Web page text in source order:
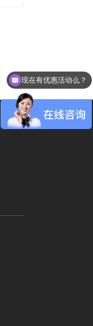
现在有优惠活动么？